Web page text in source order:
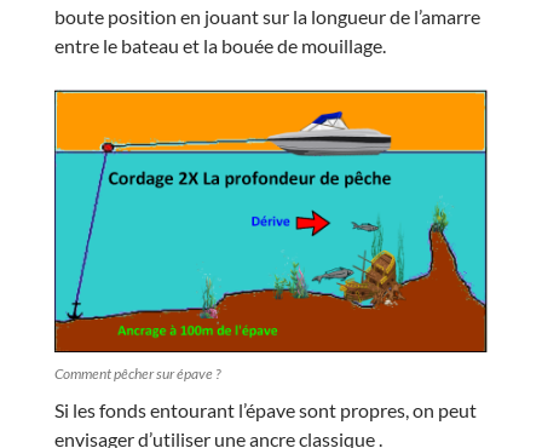
boute position en jouant sur la longueur de l’amarre
entre le bateau et la bouée de mouillage.
Comment pêcher sur épave ?
Si les fonds entourant l’épave sont propres, on peut
envisager d’utiliser une ancre classique .